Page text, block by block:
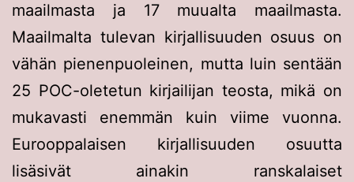
maailmasta ja 17 muualta maailmasta.
Maailmalta tulevan kirjallisuuden osuus on
vähän pienenpuoleinen, mutta luin sentään
25 POC-oletetun kirjailijan teosta, mikä on
mukavasti enemmän kuin viime vuonna.
Eurooppalaisen kirjallisuuden osuutta
lisäsivät ainakin ranskalaiset